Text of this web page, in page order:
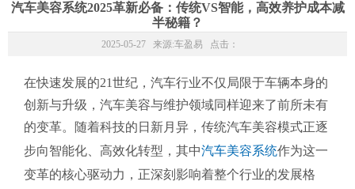
汽车美容系统2025革新必备：传统VS智能，高效养护成本减
半秘籍？
2025-05-27 来源:车盈易 点击：
在快速发展的21世纪，汽车行业不仅局限于车辆本身的
创新与升级，汽车美容与维护领域同样迎来了前所未有
的变革。随着科技的日新月异，传统汽车美容模式正逐
步向智能化、高效化转型，其中汽车美容系统作为这一
变革的核心驱动力，正深刻影响着整个行业的发展格